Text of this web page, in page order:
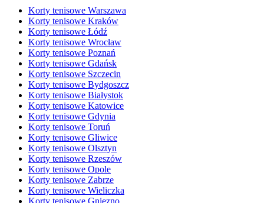
Korty tenisowe Warszawa
Korty tenisowe Kraków
Korty tenisowe Łódź
Korty tenisowe Wrocław
Korty tenisowe Poznań
Korty tenisowe Gdańsk
Korty tenisowe Szczecin
Korty tenisowe Bydgoszcz
Korty tenisowe Białystok
Korty tenisowe Katowice
Korty tenisowe Gdynia
Korty tenisowe Toruń
Korty tenisowe Gliwice
Korty tenisowe Olsztyn
Korty tenisowe Rzeszów
Korty tenisowe Opole
Korty tenisowe Zabrze
Korty tenisowe Wieliczka
Korty tenisowe Gniezno